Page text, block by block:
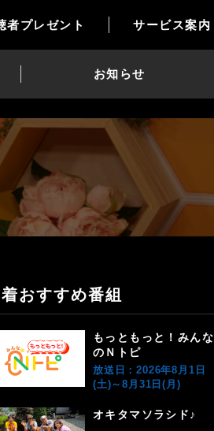
者プレゼント サービス案内
お知らせ
新着おすすめ番組
もっともっと！みんな
のＮトピ
放送日：2026年8月1日
(土)～8月31日(月)
オキタマソラシド♪